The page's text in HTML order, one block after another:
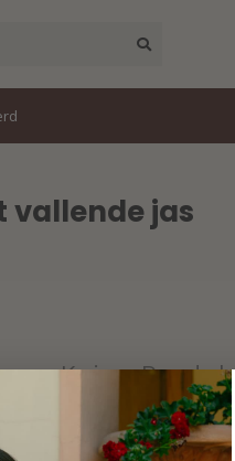
jas
Keine
WEITER